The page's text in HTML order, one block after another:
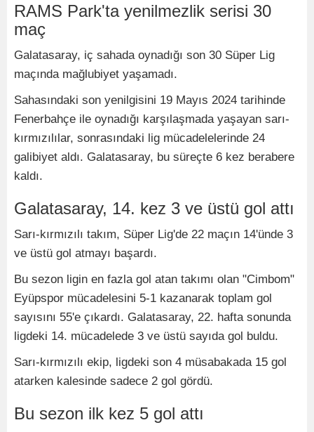
RAMS Park'ta yenilmezlik serisi 30
maç
Galatasaray, iç sahada oynadığı son 30 Süper Lig
maçında mağlubiyet yaşamadı.
Sahasındaki son yenilgisini 19 Mayıs 2024 tarihinde
Fenerbahçe ile oynadığı karşılaşmada yaşayan sarı-
kırmızılılar, sonrasındaki lig mücadelelerinde 24
galibiyet aldı. Galatasaray, bu süreçte 6 kez berabere
kaldı.
Galatasaray, 14. kez 3 ve üstü gol attı
Sarı-kırmızılı takım, Süper Lig'de 22 maçın 14'ünde 3
ve üstü gol atmayı başardı.
Bu sezon ligin en fazla gol atan takımı olan "Cimbom"
Eyüpspor mücadelesini 5-1 kazanarak toplam gol
sayısını 55'e çıkardı. Galatasaray, 22. hafta sonunda
ligdeki 14. mücadelede 3 ve üstü sayıda gol buldu.
Sarı-kırmızılı ekip, ligdeki son 4 müsabakada 15 gol
atarken kalesinde sadece 2 gol gördü.
Bu sezon ilk kez 5 gol attı